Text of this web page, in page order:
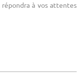
à vos attentes